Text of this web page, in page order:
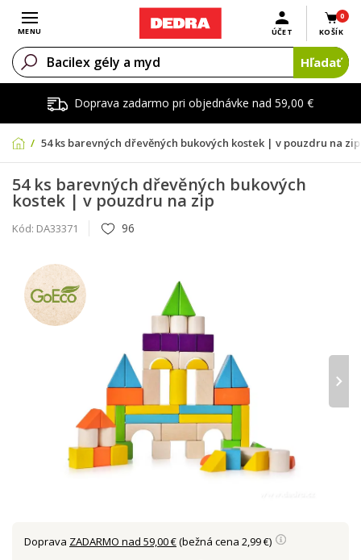
Doprava zadarmo pri objednávke nad 59,00 €
Otvoriť menu
MENU
0
KOŠÍK
ÚČET
Hľadať
54 ks barevných dřevěných bukových kostek | v pouzdru na zip
54 ks barevných dřevěných bukových
kostek | v pouzdru na zip
Kód: DA33371 96
›
Doprava ZADARMO nad 59,00 €(bežná cena 2,99 €)